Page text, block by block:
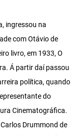
ingressou na
com Otávio de
livro, em 1933, O
Á partir daí passou
política, quando
do
Cinematográfica.
Drummond de